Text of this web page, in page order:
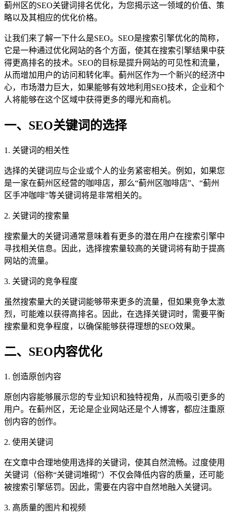
蓟州区的SEO关键词排名优化，为您揭示这一领域的价值、策
略以及其相应的优化价格。
让我们来了解一下什么是SEO。SEO是搜索引擎优化的简称，
它是一种通过优化网站的各个方面，使其在搜索引擎结果中获
得更高排名的技术。SEO的目标是提升网站的可见性和流量，
从而增加用户的访问和转化率。蓟州区作为一个新兴的经济中
心，市场潜力巨大，如果能够有效地利用SEO技术，企业和个
人将能够在这个区域中获得更多的曝光和商机。
一、SEO关键词的选择
1. 关键词的相关性
选择的关键词应与企业或个人的业务紧密相关。例如，如果您
是一家在蓟州区经营的咖啡店，那么“蓟州区咖啡店”、“蓟州
区手冲咖啡”等关键词将是非常相关的。
2. 关键词的搜索量
搜索量大的关键词通常意味着有更多的潜在用户在搜索引擎中
寻找相关信息。因此，选择搜索量较高的关键词将有助于提高
网站的流量。
3. 关键词的竞争程度
虽然搜索量大的关键词能够带来更多的流量，但如果竞争太激
烈，可能难以获得高排名。因此，在选择关键词时，需要平衡
搜索量和竞争程度，以确保能够获得理想的SEO效果。
二、SEO内容优化
1. 创造原创内容
原创内容能够展示您的专业知识和独特视角，从而吸引更多的
用户。在蓟州区，无论是企业网站还是个人博客，都应注重原
创内容的创作。
2. 使用关键词
在文章中合理地使用选择的关键词，使其自然流畅。过度使用
关键词（俗称“关键词堆砌”）不仅会降低内容的质量，还可能
被搜索引擎惩罚。因此，需要在内容中自然地融入关键词。
3. 高质量的图片和视频